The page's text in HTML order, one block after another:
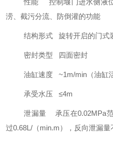
性能
控制堰门进水侧液
涝、截污分流、防倒灌的功能
结构形式 旋转开启的门式
密封类型 四面密封
油缸速度 ~1m/min （油缸
承受水压 ≤4m
泄漏量 承压在0.02MPa
过0.68L/ （min.m），反向泄漏量